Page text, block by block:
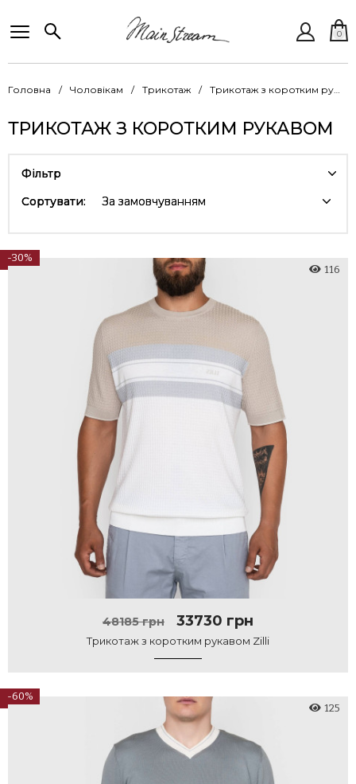
0
Головна Чоловікам Трикотаж Трикотаж з коротким рукавом
ТРИКОТАЖ З КОРОТКИМ РУКАВОМ
Фільтр
Сортувати:
За замовчуванням
-30%
48185 грн 33730 грн
Трикотаж з коротким рукавом Zilli
116
-60%
125